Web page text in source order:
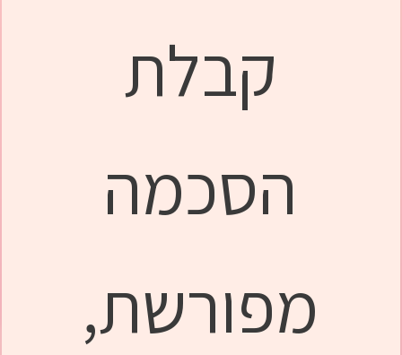
קבלת
הסכמה
מפורשת,